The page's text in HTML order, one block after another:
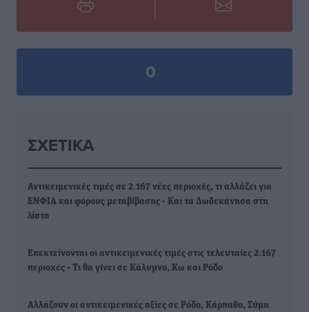
0
ΣΧΕΤΙΚΆ
Αντικειμενικές τιμές σε 2.167 νέες περιοχές, τι αλλάζει για
ΕΝΦΙΑ και φόρους μεταβίβασης - Και τα Δωδεκάνησα στη
λίστα
Επεκτείνονται οι αντικειμενικές τιμές στις τελευταίες 2.167
περιοχές - Τι θα γίνει σε Κάλυμνο, Κω και Ρόδο
Αλλάζουν οι αντικειμενικές αξίες σε Ρόδο, Κάρπαθο, Σύμη